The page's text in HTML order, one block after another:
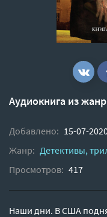
Аудиокнига из
Добавлено: 15-07-
Жанр: Детективы,
Просмотров: 417
Наши дни. В США